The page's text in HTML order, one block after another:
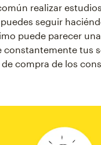
realizar
seguir
puede parecer
tus
compra de los